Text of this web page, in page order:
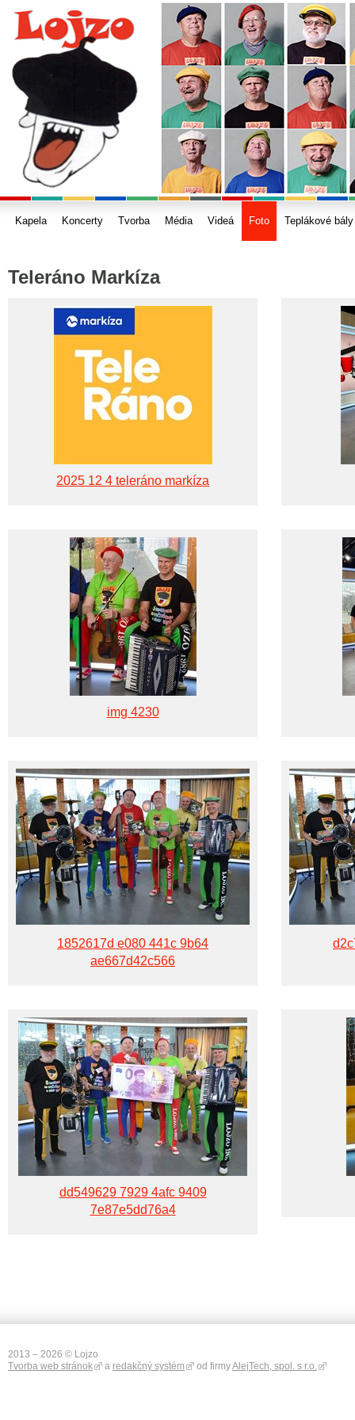
Kapela Koncerty Tvorba Média Videá Foto Teplákové bály
Teleráno Markíza
2025 12 4 teleráno markíza
img 4230
1852617d e080 441c 9b64
ae667d42c566
dd549629 7929 4afc 9409
7e87e5dd76a4
2013 – 2026 © Lojzo
Tvorba web stránok
a redakčný systém od firmyAlejTech, spol. s r.o.